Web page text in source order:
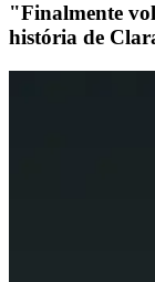
"Finalmente
história de